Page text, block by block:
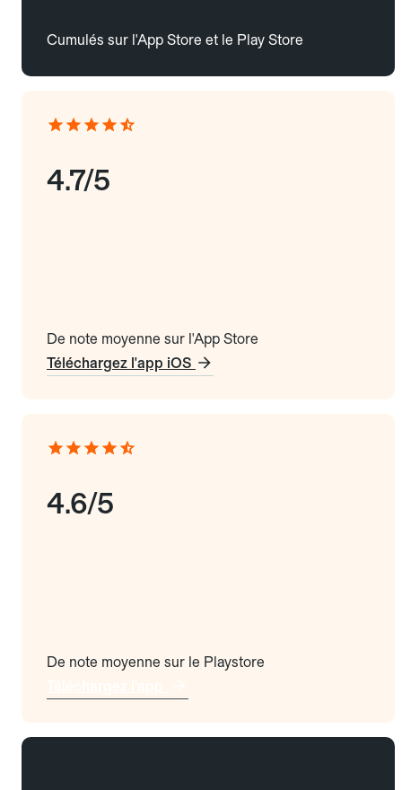
Cumulés sur l'App Store et le Play Store
4.7/5
De note moyenne sur l'App Store
Téléchargez l'app iOS
4.6/5
De note moyenne sur le Playstore